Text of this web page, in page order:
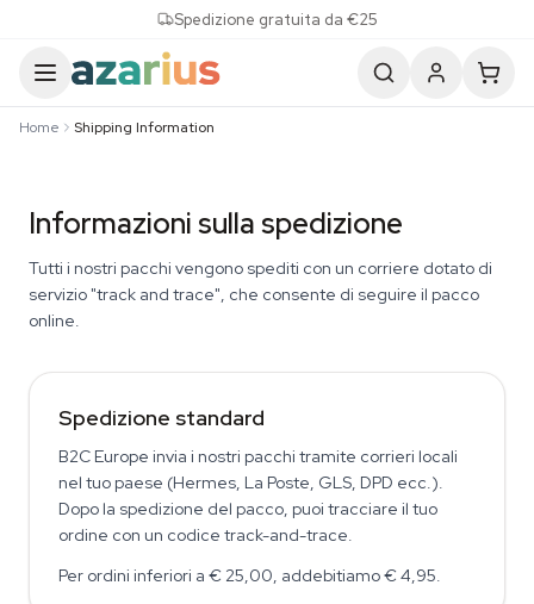
Spedizione gratuita da €25
Home Shipping Information
Informazioni sulla spedizione
Tutti i nostri pacchi vengono spediti con un corriere dotato di
servizio "track and trace", che consente di seguire il pacco
online.
Spedizione standard
B2C Europe invia i nostri pacchi tramite corrieri locali
nel tuo paese (Hermes, La Poste, GLS, DPD ecc.).
Dopo la spedizione del pacco, puoi tracciare il tuo
ordine con un codice track-and-trace.
Per ordini inferiori a € 25,00, addebitiamo € 4,95.